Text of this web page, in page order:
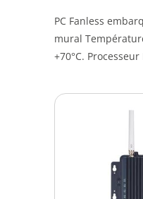
PC Fanless
mural
+70°C. Processeur